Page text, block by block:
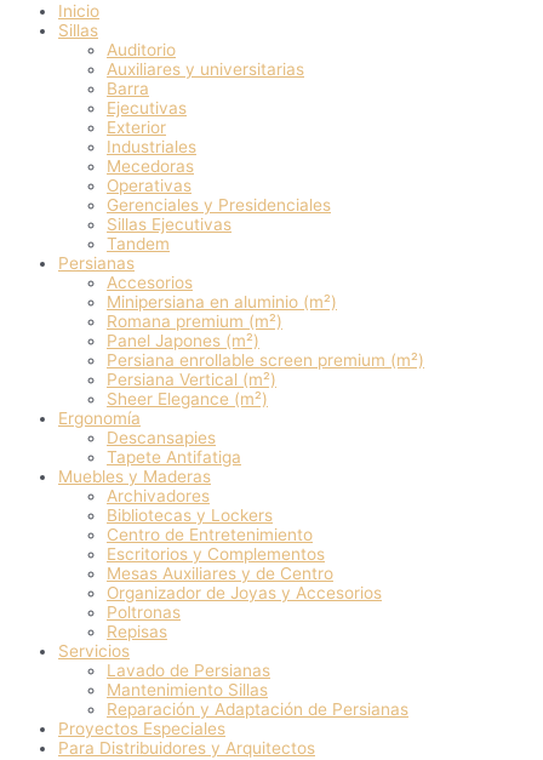
Inicio
Sillas
Auditorio
Auxiliares y universitarias
Barra
Ejecutivas
Exterior
Industriales
Mecedoras
Operativas
Gerenciales y Presidenciales
Sillas Ejecutivas
Tandem
Persianas
Accesorios
Minipersiana en aluminio (m²)
Romana premium (m²)
Panel Japones (m²)
Persiana enrollable screen premium (m²)
Persiana Vertical (m²)
Sheer Elegance (m²)
Ergonomía
Descansapies
Tapete Antifatiga
Muebles y Maderas
Archivadores
Bibliotecas y Lockers
Centro de Entretenimiento
Escritorios y Complementos
Mesas Auxiliares y de Centro
Organizador de Joyas y Accesorios
Poltronas
Repisas
Servicios
Lavado de Persianas
Mantenimiento Sillas
Reparación y Adaptación de Persianas
Proyectos Especiales
Para Distribuidores y Arquitectos